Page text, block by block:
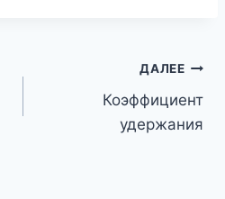
ДАЛЕЕ
Коэффициент
удержания